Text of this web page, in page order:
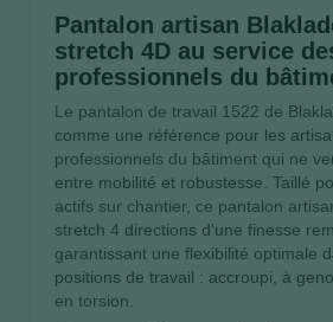
Pantalon artisan
stretch 4D au service
professionnels du
Le pantalon de travail 1522 de
comme une référence pour les
professionnels du bâtiment qui ne
entre mobilité et robustesse. Taillé
actifs sur chantier, ce pantalon
stretch 4 directions d'une finesse
garantissant une flexibilité optimale
positions de travail : accroupi, à
en torsion.